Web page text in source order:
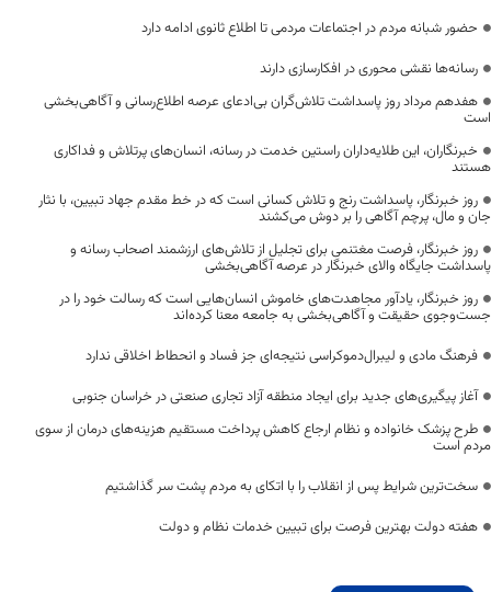
حضور شبانه مردم در اجتماعات مردمی تا اطلاع ثانوی ادامه دارد
رسانه‌ها نقشی محوری در افکارسازی دارند
هفدهم مرداد روز پاسداشت تلاش‌گران بی‌ادعای عرصه اطلاع‌رسانی و آگاهی‌بخشی
است
خبرنگاران، این طلایه‌داران راستین خدمت در رسانه، انسان‌های پرتلاش و فداکاری
هستند
روز خبرنگار، پاسداشت رنج و تلاش کسانی است که در خط مقدم جهاد تبیین، با نثار
جان و مال، پرچم آگاهی را بر دوش می‌کشند
روز خبرنگار، فرصت مغتنمی برای تجلیل از تلاش‌های ارزشمند اصحاب رسانه و
پاسداشت جایگاه والای خبرنگار در عرصه آگاهی‌بخشی
روز خبرنگار، یادآور مجاهدت‌های خاموش انسان‌هایی است که رسالت خود را در
جست‌وجوی حقیقت و آگاهی‌بخشی به جامعه معنا کرده‌اند
فرهنگ مادی و لیبرال‌دموکراسی نتیجه‌ای جز فساد و انحطاط اخلاقی ندارد
آغاز پیگیری‌های جدید برای ایجاد منطقه آزاد تجاری صنعتی در خراسان جنوبی
طرح پزشک خانواده و نظام ارجاع کاهش پرداخت مستقیم هزینه‌های درمان از سوی
مردم است
سخت‌ترین شرایط پس از انقلاب را با اتکای به مردم پشت سر گذاشتیم
هفته دولت بهترین فرصت برای تبیین خدمات نظام و دولت